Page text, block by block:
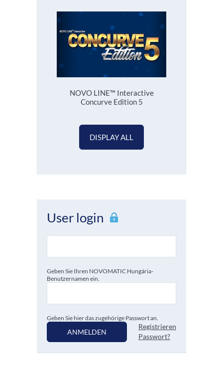
NOVO LINE™ Interactive
Concurve Edition 5
DISPLAY ALL
User login
Geben Sie Ihren NOVOMATIC Hungária-
Benutzernamen ein.
Geben Sie hier das zugehörige Passwort an.
ANMELDEN
Registrieren
Passwort?